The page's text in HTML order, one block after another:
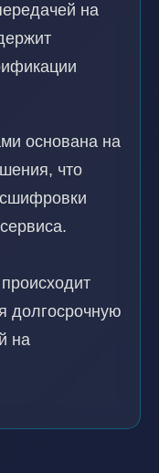
на
основана на
что
долгосрочную
на